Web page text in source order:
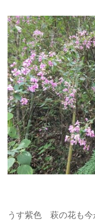
うす紫色 萩の花も